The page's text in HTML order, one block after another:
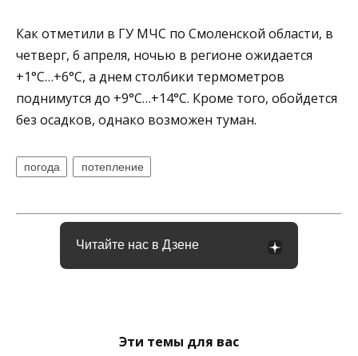
Как отметили в ГУ МЧС по Смоленской области, в
четверг, 6 апреля, ночью в регионе ожидается
+1°C…+6°C, а днем столбики термометров
поднимутся до +9°C…+14°C. Кроме того, обойдется
без осадков, однако возможен туман.
погода потепление
Читайте нас в Дзене
Эти темы для вас